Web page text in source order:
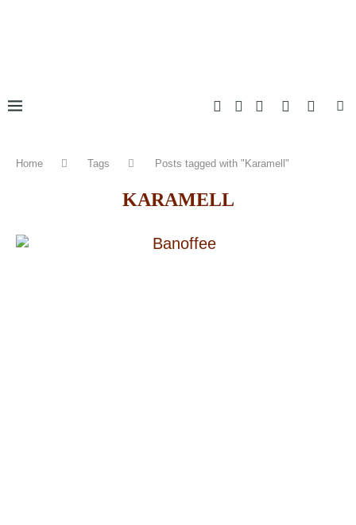
Home Tags Posts tagged with "Karamell"
KARAMELL